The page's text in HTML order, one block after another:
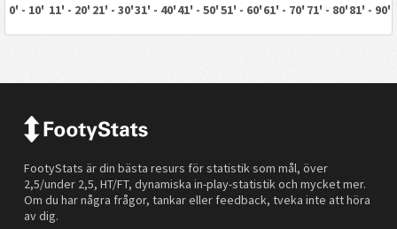
0' - 10' 11' - 20' 21' - 30'31' - 40'41' - 50'51' - 60'61' - 70' 71' - 80'81' - 90'
FootyStats är din bästa resurs för statistik som mål, över
2,5/under 2,5, HT/FT, dynamiska in-play-statistik och mycket mer.
Om du har några frågor, tankar eller feedback, tveka inte att höra
av dig.